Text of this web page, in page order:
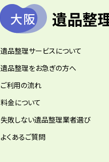
大阪 遺品整
遺品整理サービスについて
遺品整理をお急ぎの方へ
ご利用の流れ
料金について
失敗しない遺品整理業者選び
よくあるご質問